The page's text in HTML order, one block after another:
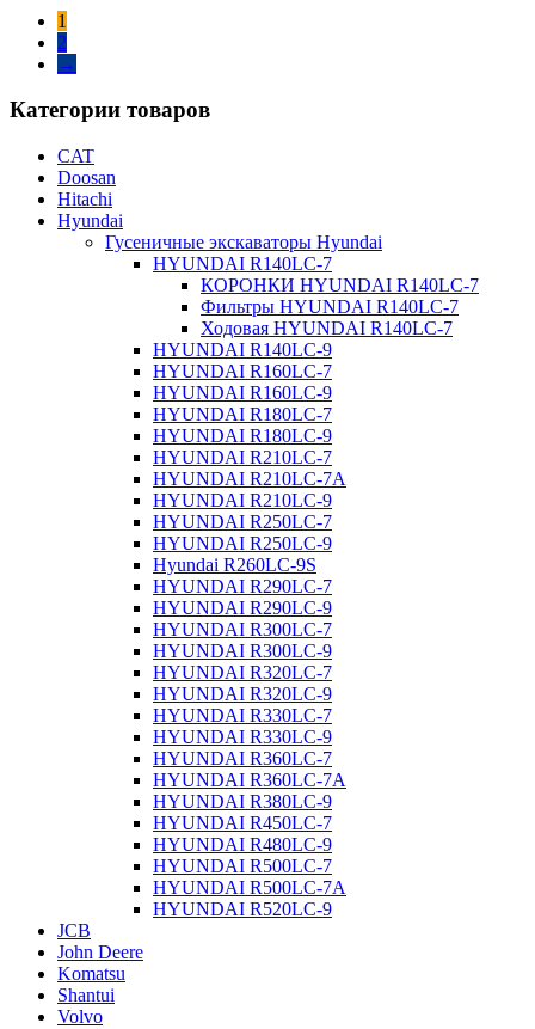
1
2
→
Категории товаров
CAT
Doosan
Hitachi
Hyundai
Гусеничные экскаваторы Hyundai
HYUNDAI R140LC-7
КОРОНКИ HYUNDAI R140LC-7
Фильтры HYUNDAI R140LC-7
Ходовая HYUNDAI R140LC-7
HYUNDAI R140LC-9
HYUNDAI R160LC-7
HYUNDAI R160LC-9
HYUNDAI R180LC-7
HYUNDAI R180LC-9
HYUNDAI R210LC-7
HYUNDAI R210LC-7A
HYUNDAI R210LC-9
HYUNDAI R250LC-7
HYUNDAI R250LC-9
Hyundai R260LC-9S
HYUNDAI R290LC-7
HYUNDAI R290LC-9
HYUNDAI R300LC-7
HYUNDAI R300LC-9
HYUNDAI R320LC-7
HYUNDAI R320LC-9
HYUNDAI R330LC-7
HYUNDAI R330LC-9
HYUNDAI R360LC-7
HYUNDAI R360LC-7A
HYUNDAI R380LC-9
HYUNDAI R450LC-7
HYUNDAI R480LC-9
HYUNDAI R500LC-7
HYUNDAI R500LC-7A
HYUNDAI R520LC-9
JCB
John Deere
Komatsu
Shantui
Volvo